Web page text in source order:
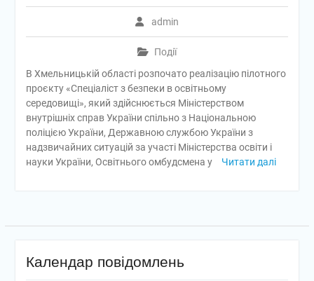
admin
Події
В Хмельницькій області розпочато реалізацію пілотного
проєкту «Спеціаліст з безпеки в освітньому
середовищі», який здійснюється Міністерством
внутрішніх справ України спільно з Національною
поліцією України, Державною службою України з
надзвичайних ситуацій за участі Міністерства освіти і
науки України, Освітнього омбудсмена у
Читати далі
Календар повідомлень